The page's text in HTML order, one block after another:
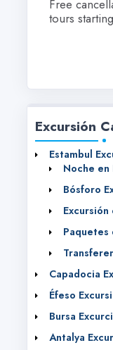
Free
tours
Excursión
Estambul
Noche en
Bósforo
Excursión
Paquetes
Capadocia
Éfeso
Bursa
Antalya